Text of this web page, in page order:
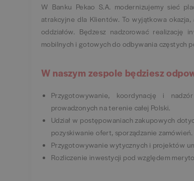
W Banku Pekao S.A. modernizujemy sieć
atrakcyjne dla Klientów. To wyjątkowa
oddziałów. Będzesz nadzorować realizację
mobilnych i gotowych do odbywania częstych
W naszym zespole będziesz
Przygotowywanie, koordynację i
prowadzonych na terenie całej Polski.
Udział w postępowaniach zakupowych
pozyskiwanie ofert, sporządzanie zamówień.
Przygotowywanie wytycznych i projektów
Rozliczenie inwestycji pod względem